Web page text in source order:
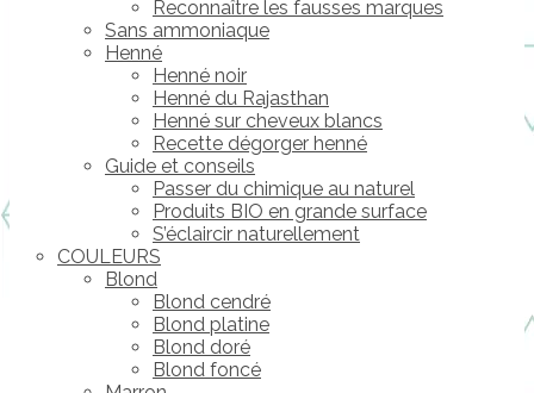
Reconnaître les fausses marques
Sans ammoniaque
Henné
Henné noir
Henné du Rajasthan
Henné sur cheveux blancs
Recette dégorger henné
Guide et conseils
Passer du chimique au naturel
Produits BIO en grande surface
S’éclaircir naturellement
COULEURS
Blond
Blond cendré
Blond platine
Blond doré
Blond foncé